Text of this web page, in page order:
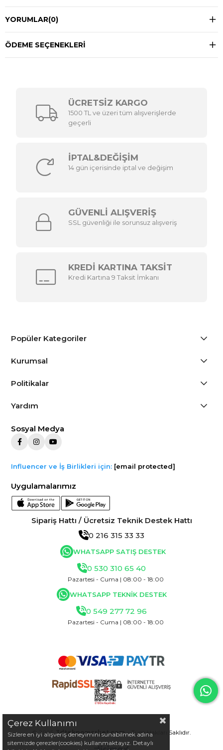
YORUMLAR(0)
ÖDEME SEÇENEKLERI
ÜCRETSİZ KARGO
1500 TL ve üzeri tüm alışverişlerde
geçerli
İPTAL&DEĞİŞİM
14 gün içerisinde iptal ve değişim
GÜVENLİ ALIŞVERİŞ
SSL güvenliği ile sorunsuz alışveriş
KREDİ KARTINA TAKSİT
Kredi Kartına 9 Taksit İmkanı
Popüler Kategoriler
Kurumsal
Politikalar
Yardım
Sosyal Medya
Influencer ve İş Birlikleri için: [email protected]
Uygulamalarımız
Sipariş Hattı / Ücretsiz Teknik Destek Hattı
0 216 315 33 33
WHATSAPP SATIŞ DESTEK
0 530 310 65 40
Pazartesi - Cuma | 08:00 - 18:00
WHATSAPP TEKNİK DESTEK
0 549 277 72 96
Pazartesi - Cuma | 08:00 - 18:00
© 2025 3dteknomarket.com - Tüm Hakları Saklıdır.
Çerez Kullanımı
Sizlere en iyi alışveriş deneyimini sunabilmek adına
sitemizde çerezler(cookies) kullanmaktayız. Detaylı